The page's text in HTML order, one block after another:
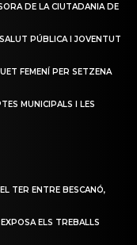
DE LA CIUTADANIA DE
PÚBLICA I JOVENTUT
FEMENÍ PER SETZENA
MUNICIPALS I LES
TER ENTRE BESCANÓ,
ELS TREBALLS